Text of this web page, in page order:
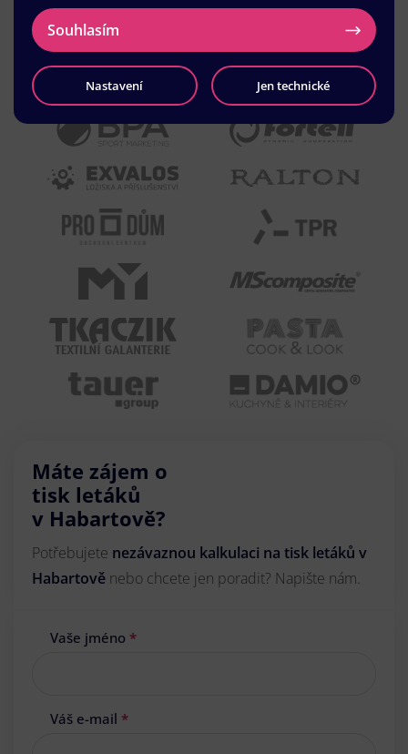
Máte zájem o
tisk letáků
v Habartově?
Potřebujete nezávaznou kalkulaci na tisk letáků v
Habartově nebo chcete jen poradit? Napište nám.
Vaše jméno *
Váš e-mail *
Souhlasím
Nastavení Jen technické